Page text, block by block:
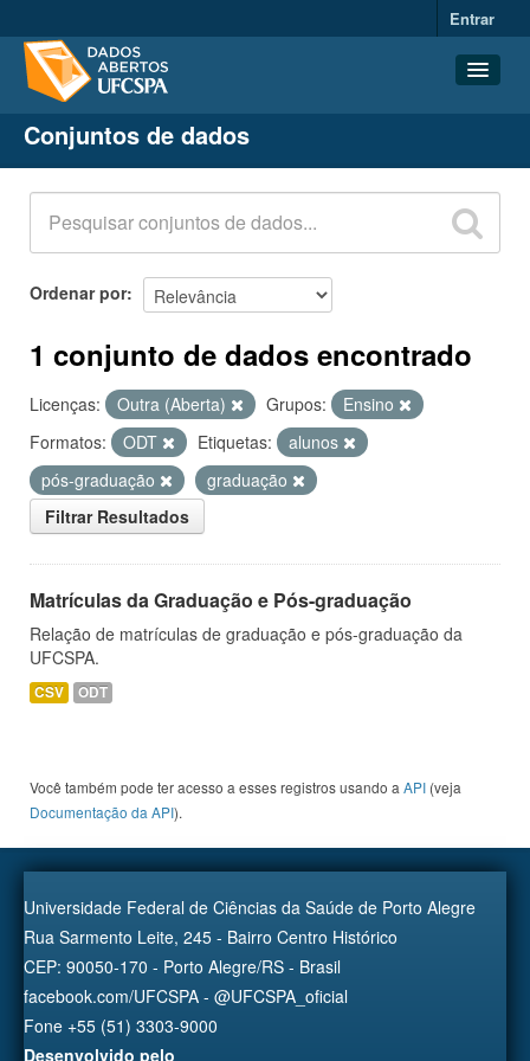
Entrar
Conjuntos de dados
Organizações
Grupos
Sobre
Conjuntos de dados
Ordenar por
1 conjunto de dados encontrado
Licenças: Outra (Aberta) Grupos:
Ensino
Formatos:
ODT Etiquetas:
alunos
pós-graduação
graduação
Filtrar Resultados
Matrículas da Graduação e Pós-graduação
Relação de matrículas de graduação e pós-graduação da
UFCSPA.
CSV ODT
Você também pode ter acesso a esses registros usando a API (veja
Documentação da API).
Universidade Federal de Ciências da Saúde de Porto Alegre
Rua Sarmento Leite, 245 - Bairro Centro Histórico
CEP: 90050-170 - Porto Alegre/RS - Brasil
facebook.com/UFCSPA - @UFCSPA_oficial
Fone +55 (51) 3303-9000
Desenvolvido pelo